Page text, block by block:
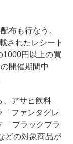
布も行なう。
されたレシート
1000円以上の買
開催期間中
アサヒ飲料
「ファンタグレ
「ブラックブラ
どの対象商品が